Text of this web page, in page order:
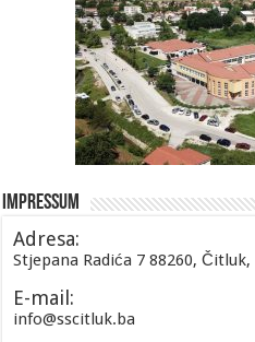
Impressum
Adresa:
Stjepana Radića 7 88260, Čitluk,
E-mail:
info@sscitluk.ba